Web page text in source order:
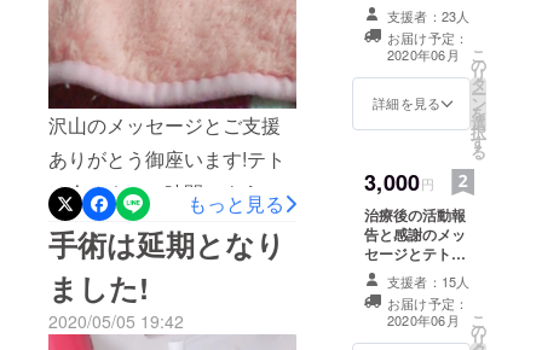
沢山のメッセージとご支援
ありがとう御座います!テト
は今オネムの時間のようで
す。あと数時間でプロジェ
クト終了となりますがお礼
を、と思い、活動報告させ
て頂きました!皆様の暖かい
もっと見る
手術は延期となり
ました!
2020/05/05 19:42
支援者：23人
お届け予定：
2020年06月
詳細を見る
こ
の
リ
タ
ー
ン
を
選
択
す
る
3,000円
治療後の活動報
告と感謝のメッ
セージとテトの
画像支援者：15人
お届け予定：
2020年06月
こ
の
リ